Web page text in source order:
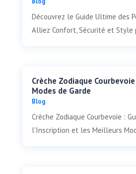
Découvrez le Guide Ultime des
Alliez Confort, Sécurité et Style
Crèche Zodiaque
Modes de Garde
Blog
Crèche Zodiaque Courbevoie :
l'Inscription et les Meilleurs